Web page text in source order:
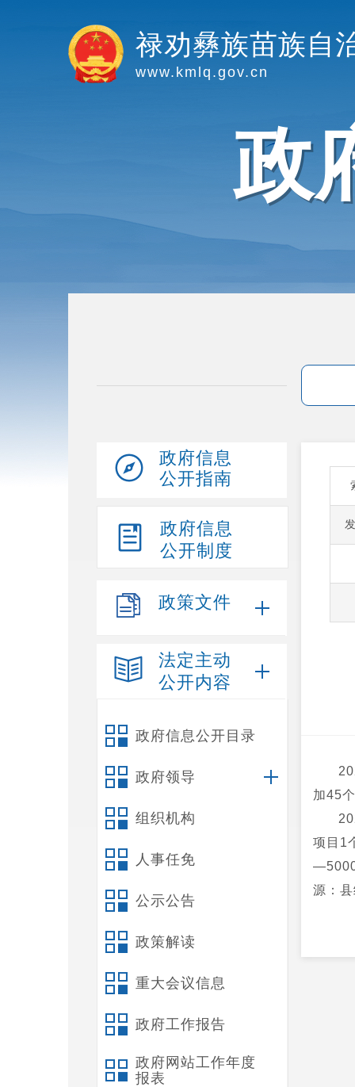
禄劝彝族苗族自
www.kmlq.gov.cn
政
政府信息
公开指南
政府信息
公开制度
政策文件
法定主动
公开内容
政府信息公开目录
政府领导
组织机构
人事任免
公示公告
政策解读
重大会议信息
政府工作报告
政府网站工作年度
报表
加45
项目1
—5000
源：